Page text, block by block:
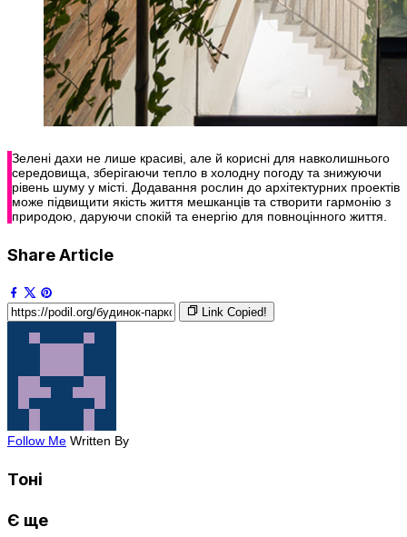
Зелені дахи не лише красиві, але й корисні для навколишнього
середовища, зберігаючи тепло в холодну погоду та знижуючи
рівень шуму у місті. Додавання рослин до архітектурних проектів
може підвищити якість життя мешканців та створити гармонію з
природою, даруючи спокій та енергію для повноцінного життя.
Share Article
Link Copied!
Follow Me Written By
Тоні
Є ще